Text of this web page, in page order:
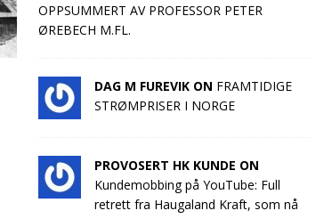
OPPSUMMERT AV PROFESSOR PETER
ØREBECH M.FL.
DAG M FUREVIK ON FRAMTIDIGE
STRØMPRISER I NORGE
PROVOSERT HK KUNDE ON
Kundemobbing på YouTube: Full
retrett fra Haugaland Kraft, som nå